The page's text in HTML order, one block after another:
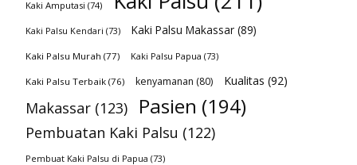
Kaki Amputasi (74)
Kaki Palsu Kendari (73) Kaki Palsu Makassar (89)
Kaki Palsu Murah (77) Kaki Palsu Papua (73)
Kaki Palsu Terbaik (76) kenyamanan (80) Kualitas (92)
Makassar (123) Pasien (194)
Pembuatan Kaki Palsu (122)
Pembuat Kaki Palsu di Papua (73)